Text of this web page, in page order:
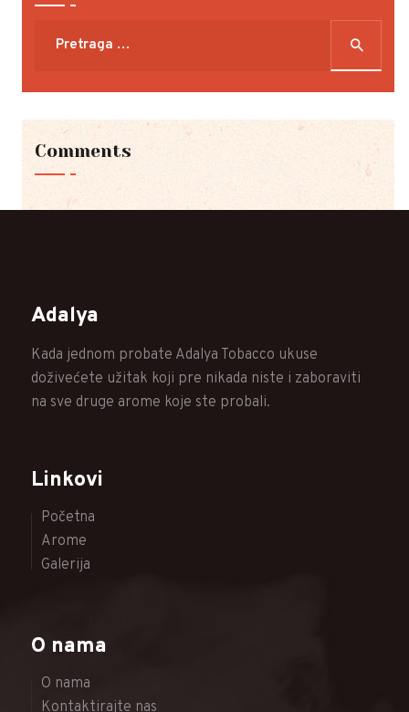
Comments
Adalya
Kada jednom probate Adalya Tobacco ukuse
doživećete užitak koji pre nikada niste i zaboraviti
na sve druge arome koje ste probali.
Linkovi
Početna
Arome
Galerija
O nama
O nama
Kontaktirajte nas